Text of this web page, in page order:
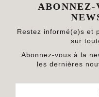
ABONNEZ-
Restez informé(e)s et
sur
Abonnez-vous à la
les dernières